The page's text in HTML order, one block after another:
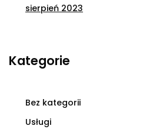
sierpień 2023
Kategorie
Bez kategorii
Usługi